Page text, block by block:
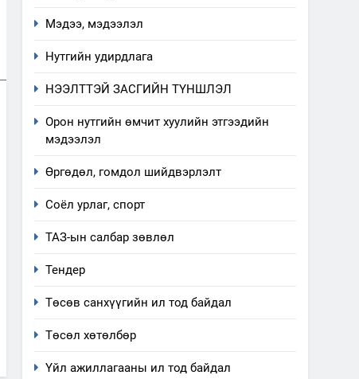
Мэдээ, мэдээлэл
Нутгийн удирдлага
НЭЭЛТТЭЙ ЗАСГИЙН ТҮНШЛЭЛ
Орон нутгийн өмчит хуулийн этгээдийн
мэдээлэл
Өргөдөл, гомдол шийдвэрлэлт
Соёл урлаг, спорт
ТАЗ-ын салбар зөвлөл
Тендер
Төсөв санхүүгийн ил тод байдал
Төсөл хөтөлбөр
Үйл ажиллагааны ил тод байдал